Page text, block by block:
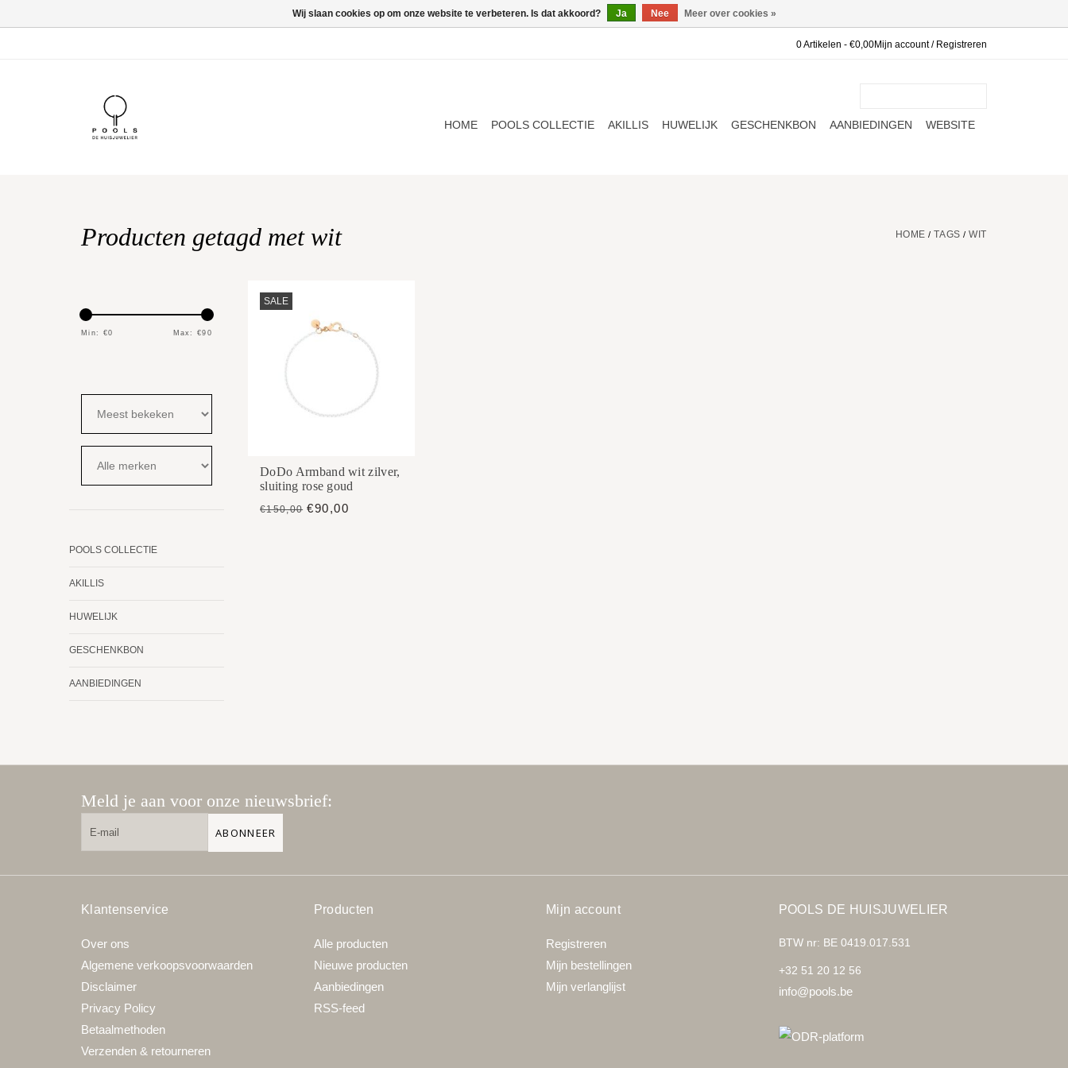
0 Artikelen - €0,00Mijn account / Registreren
HOME POOLS COLLECTIE AKILLIS HUWELIJK GESCHENKBON AANBIEDINGEN WEBSITE
Producten getagd met wit HOME /TAGS /WIT
Min: €0 Max: €90
POOLS COLLECTIE
AKILLIS
HUWELIJK
GESCHENKBON
AANBIEDINGEN
SALE
DoDo Armband wit zilver,
sluiting rose goud
€150,00 €90,00
Meld je aan voor onze nieuwsbrief:
ABONNEER
Klantenservice
Over ons
Algemene verkoopsvoorwaarden
Disclaimer
Privacy Policy
Betaalmethoden
Verzenden & retourneren
Producten
Alle producten
Nieuwe producten
Aanbiedingen
RSS-feed
Mijn account
Registreren
Mijn bestellingen
Mijn verlanglijst
POOLS DE HUISJUWELIER
BTW nr: BE 0419.017.531
+32 51 20 12 56
info@pools.be
Wij slaan cookies op om onze website te verbeteren. Is dat akkoord? Ja Nee Meer over cookies »